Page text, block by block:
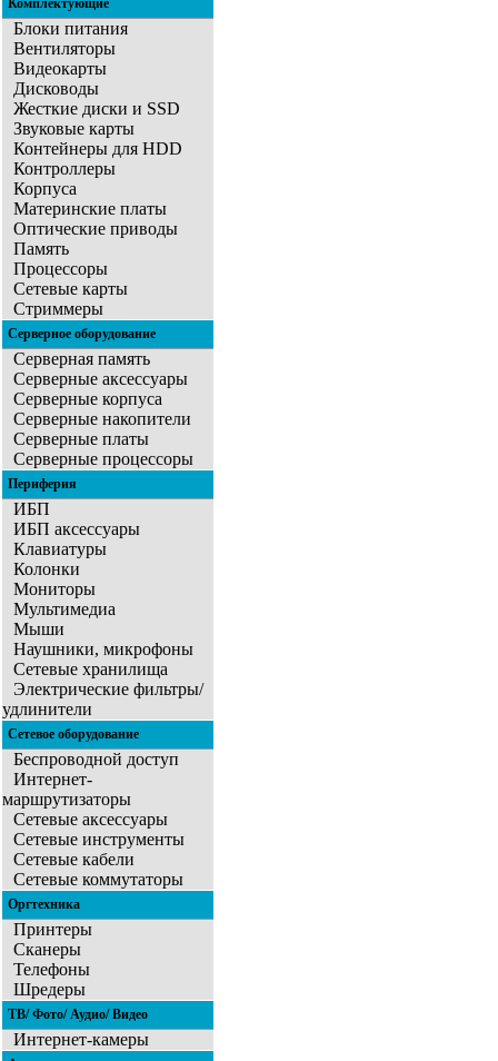
Блоки питания
Вентиляторы
Видеокарты
Дисководы
Жесткие диски и SSD
Звуковые карты
Контейнеры для HDD
Контроллеры
Корпуса
Материнские платы
Оптические приводы
Память
Процессоры
Сетевые карты
Стриммеры
Серверное оборудование
Серверная память
Серверные аксессуары
Серверные корпуса
Серверные накопители
Серверные платы
Серверные процессоры
Периферия
ИБП
ИБП аксессуары
Клавиатуры
Колонки
Мониторы
Мультимедиа
Мыши
Наушники, микрофоны
Сетевые хранилища
Электрические фильтры/
удлинители
Сетевое оборудование
Беспроводной доступ
Интернет-
маршрутизаторы
Сетевые аксессуары
Сетевые инструменты
Сетевые кабели
Сетевые коммутаторы
Оргтехника
Принтеры
Сканеры
Телефоны
Шредеры
ТВ/ Фото/ Аудио/ Видео
Интернет-камеры